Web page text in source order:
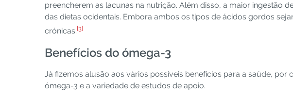
preencherem as lacunas na nutrição. Além disso, a maior ingestão
das dietas ocidentais. Embora ambos os tipos de ácidos gordos
crónicas.[3]
Benefícios do ómega-3
Já fizemos alusão aos vários possíveis benefícios para a saúde,
ómega-3 e a variedade de estudos de apoio.